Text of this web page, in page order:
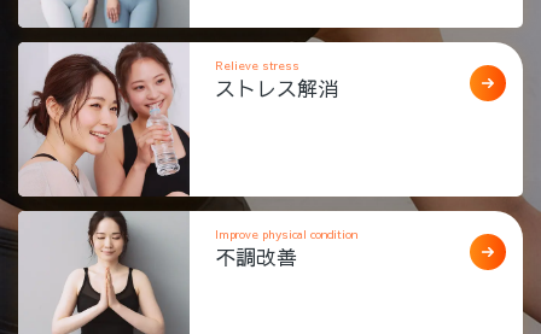
Relieve stress
ストレス解消
Improve physical condition
不調改善